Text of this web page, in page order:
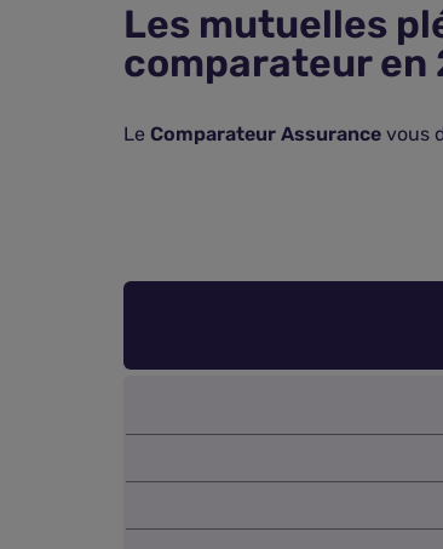
Les mutuelles
comparateur en
Le Comparateur Assurance vous